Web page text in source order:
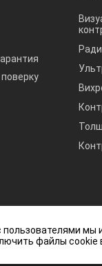
сайт носит
офертой,
файлы cookie